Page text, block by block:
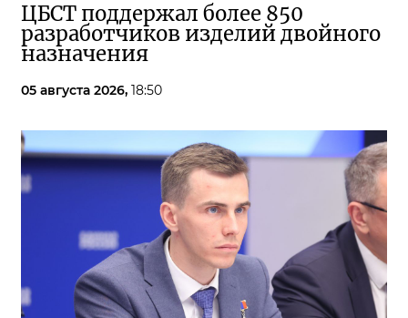
ЦБСТ поддержал более 850
разработчиков изделий двойного
назначения
05 августа 2026, 18:50